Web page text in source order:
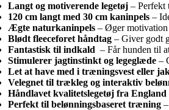
Langt og motiverende legetøj – Perfekt
120 cm langt med 30 cm kaninpels –
Ægte naturkaninpels – Øger motivation
Blødt fleeceforet håndtag – Giver godt
Fantastisk til indkald – Får hunden til
Stimulerer jagtinstinkt og legeglæde –
Let at have med i træningsvest eller
Velegnet til trækleg og interaktiv
Håndlavet kvalitetslegetøj fra England
Perfekt til belønningsbaseret træning